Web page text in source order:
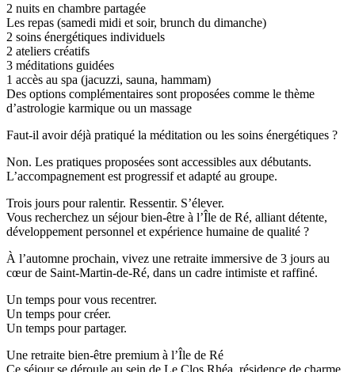
2 nuits en chambre partagée
Les repas (samedi midi et soir, brunch du dimanche)
2 soins énergétiques individuels
2 ateliers créatifs
3 méditations guidées
1 accès au spa (jacuzzi, sauna, hammam)
Des options complémentaires sont proposées comme le thème
d’astrologie karmique ou un massage
Faut-il avoir déjà pratiqué la méditation ou les soins énergétiques ?
Non. Les pratiques proposées sont accessibles aux débutants.
L’accompagnement est progressif et adapté au groupe.
Trois jours pour ralentir. Ressentir. S’élever.
Vous recherchez un séjour bien-être à l’Île de Ré, alliant détente,
développement personnel et expérience humaine de qualité ?
À l’automne prochain, vivez une retraite immersive de 3 jours au
cœur de Saint-Martin-de-Ré, dans un cadre intimiste et raffiné.
Un temps pour vous recentrer.
Un temps pour créer.
Un temps pour partager.
Une retraite bien-être premium à l’Île de Ré
Ce séjour se déroule au sein de Le Clos Rhéa, résidence de charme